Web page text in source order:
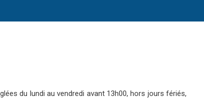
du lundi au vendredi avant 13h00, hors jours fériés,